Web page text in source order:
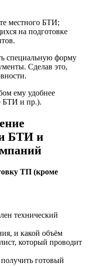
местного БТИ;
на подготовке
специальную форму
Сделав это,
ему удобнее
БТИ и пр.).
БТИ и
ТП (кроме
технический
и какой объём
который проводит
готовый